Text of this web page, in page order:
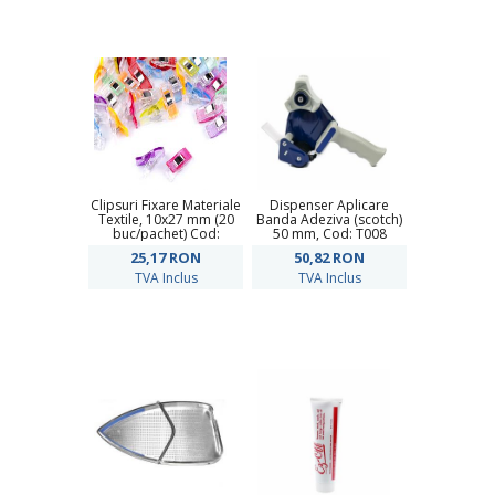
Clipsuri Fixare Materiale
Textile, 10x27 mm (20
buc/pachet) Cod:
25,17RON
TVA Inclus
Dispenser Aplicare
Banda Adeziva (scotch)
50 mm, Cod: T008
50,82RON
TVA Inclus